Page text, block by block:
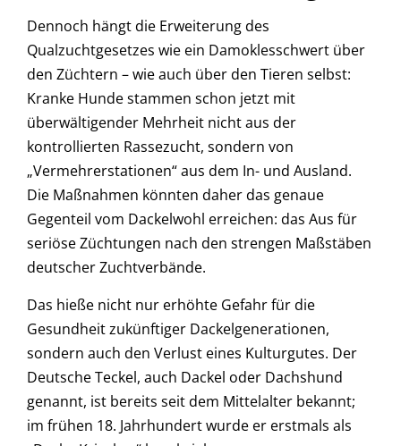
Dennoch hängt die Erweiterung des
Qualzuchtgesetzes wie ein Damoklesschwert über
den Züchtern – wie auch über den Tieren selbst:
Kranke Hunde stammen schon jetzt mit
überwältigender Mehrheit nicht aus der
kontrollierten Rassezucht, sondern von
„Vermehrerstationen“ aus dem In- und Ausland.
Die Maßnahmen könnten daher das genaue
Gegenteil vom Dackelwohl erreichen: das Aus für
seriöse Züchtungen nach den strengen Maßstäben
deutscher Zuchtverbände.
Das hieße nicht nur erhöhte Gefahr für die
Gesundheit zukünftiger Dackelgenerationen,
sondern auch den Verlust eines Kulturgutes. Der
Deutsche Teckel, auch Dackel oder Dachshund
genannt, ist bereits seit dem Mittelalter bekannt;
im frühen 18. Jahrhundert wurde er erstmals als